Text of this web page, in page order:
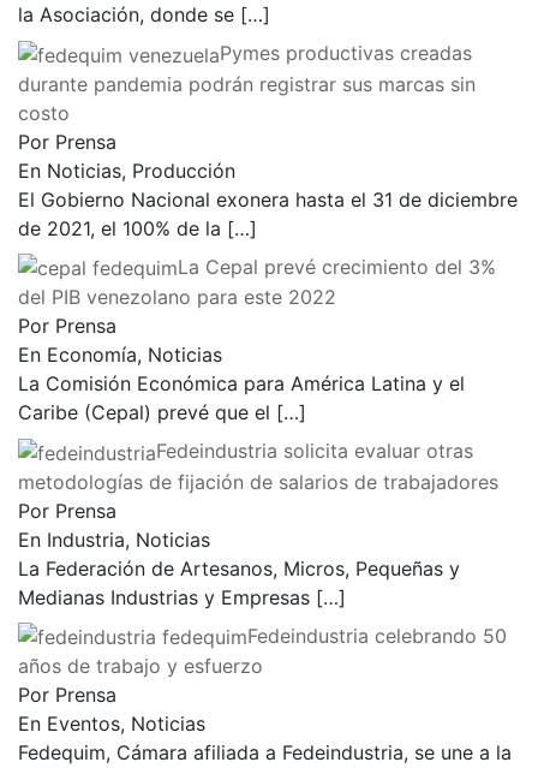
la Asociación, donde se […]
Pymes productivas creadas
durante pandemia podrán registrar sus marcas sin
costo
Por Prensa
En Noticias, Producción
El Gobierno Nacional exonera hasta el 31 de diciembre
de 2021, el 100% de la […]
La Cepal prevé crecimiento del 3%
del PIB venezolano para este 2022
Por Prensa
En Economía, Noticias
La Comisión Económica para América Latina y el
Caribe (Cepal) prevé que el […]
Fedeindustria solicita evaluar otras
metodologías de fijación de salarios de trabajadores
Por Prensa
En Industria, Noticias
La Federación de Artesanos, Micros, Pequeñas y
Medianas Industrias y Empresas […]
Fedeindustria celebrando 50
años de trabajo y esfuerzo
Por Prensa
En Eventos, Noticias
Fedequim, Cámara afiliada a Fedeindustria, se une a la